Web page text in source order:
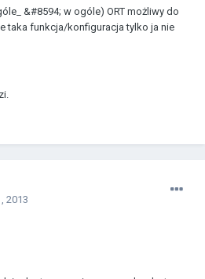
&#8594; w ogóle) ORT możliwy do
taka funkcja/konfiguracja tylko ja nie
2013